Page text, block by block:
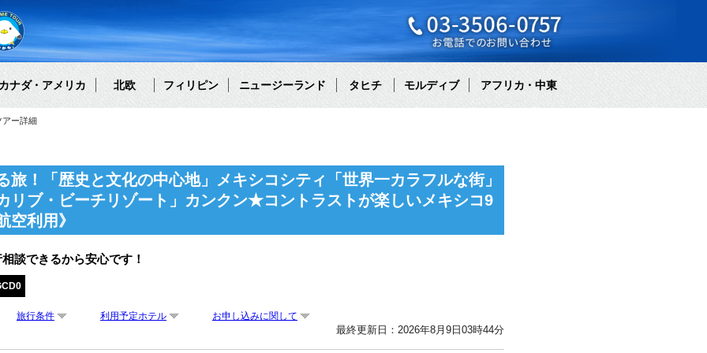
ナダ・アメリカ 北欧 フィリピン ニュージーランド タヒチ モルディブ アフリカ・中東
アー詳細
！「歴史と文化の中心地」メキシコシティ「世界一カラフルな街」
リブ・ビーチリゾート」カンクン★コントラストが楽しいメキシコ9
空利用》
談できるから安心です！
旅行条件 利用予定ホテル お申し込みに関して
最終更新日：2026年8月9日03時44分